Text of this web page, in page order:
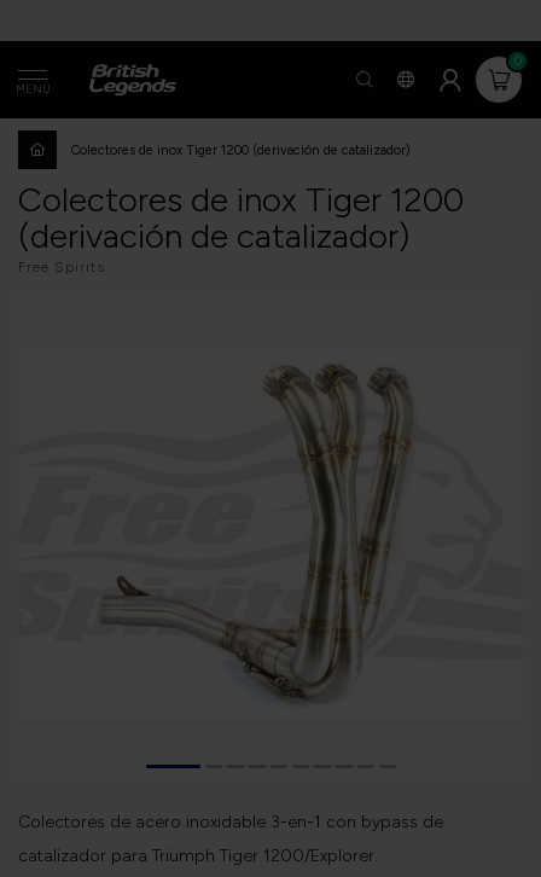
MENÚ
0
Colectores de inox Tiger 1200 (derivación de catalizador)
Colectores de inox Tiger 1200
(derivación de catalizador)
Free Spirits
Colectores de acero inoxidable 3-en-1 con bypass de
catalizador para Triumph Tiger 1200/Explorer.